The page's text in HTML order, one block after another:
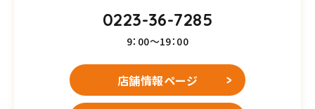
0223-36-7285
9：00～19：00
店舗情報ページ